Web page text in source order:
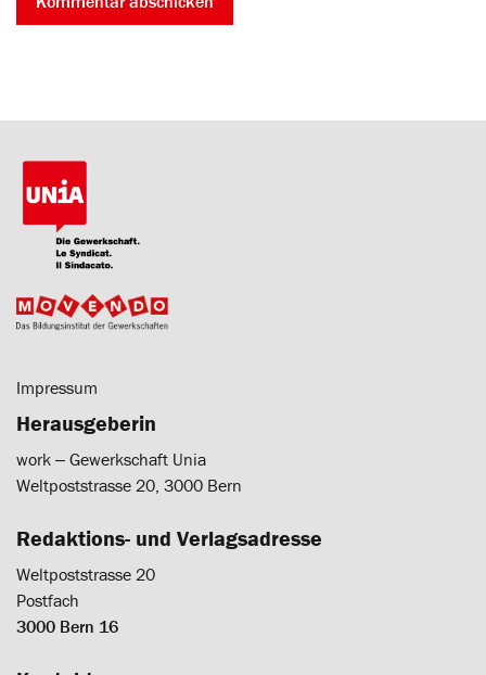
Impressum
Herausgeberin
work ‒ Gewerkschaft Unia
Weltpoststrasse 20, 3000 Bern
Redaktions- und Verlagsadresse
Weltpoststrasse 20
Postfach
3000 Bern 16